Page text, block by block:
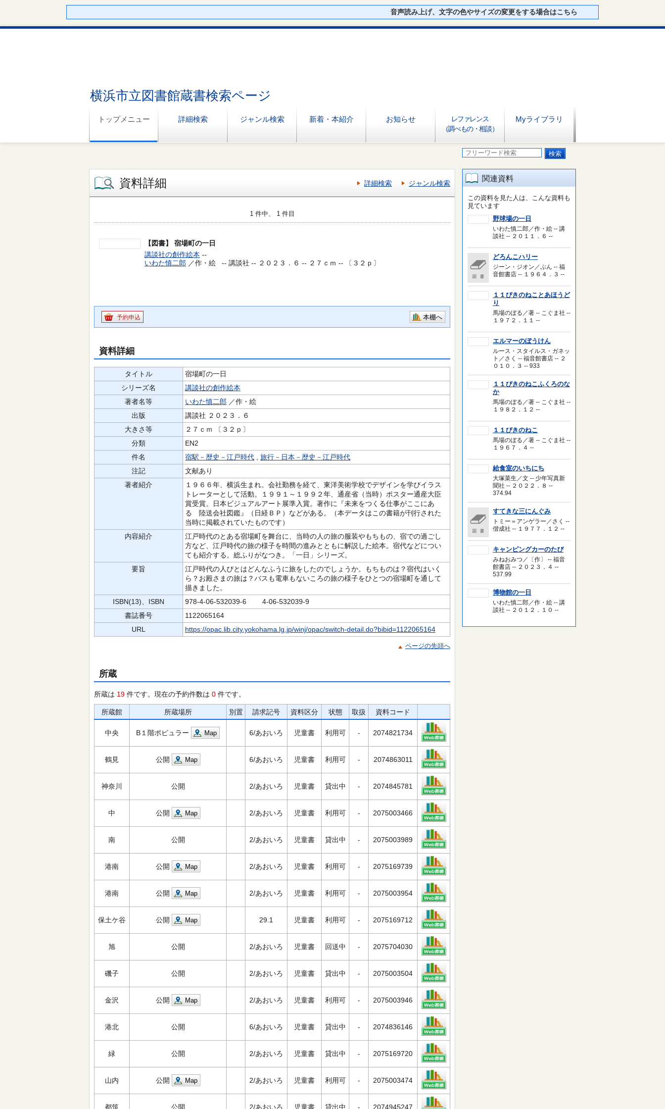
音声読み上げ、文字の色やサイズの変更をする場合はこちら
横浜市立図書館蔵書検索ページ
トップメニュー 詳細検索 ジャンル検索 新着・本紹介 お知らせ
レファレンス
（調べもの・相談）
Myライブラリ
資料詳細 詳細検索 ジャンル検索
1 件中、 1 件目
【図書】
宿場町の一日
講談社の創作絵本 --
いわた慎二郎 ／作・絵 -- 講談社 -- ２０２３．６ -- ２７ｃｍ -- 〔３２ｐ〕
予約申込 本棚へ
資料詳細
タイトル
宿場町の一日
シリーズ名
講談社の創作絵本
著者名等
いわた慎二郎 ／作・絵
出版
講談社 ２０２３．６
大きさ等
２７ｃｍ 〔３２ｐ〕
分類
EN2
件名
宿駅－歴史－江戸時代 , 旅行－日本－歴史－江戸時代
注記
文献あり
著者紹介
１９６６年、横浜生まれ。会社勤務を経て、東洋美術学校でデザインを学びイラス
トレーターとして活動。１９９１～１９９２年、通産省（当時）ポスター通産大臣
賞受賞。日本ビジュアルアート展準入賞。著作に『未来をつくる仕事がここにあ
る 陸送会社図鑑』（日経ＢＰ）などがある。（本データはこの書籍が刊行された
当時に掲載されていたものです）
内容紹介
江戸時代のとある宿場町を舞台に、当時の人の旅の服装やもちもの、宿での過ごし
方など、江戸時代の旅の様子を時間の進みとともに解説した絵本。宿代などについ
ても紹介する。総ふりがなつき。「一日」シリーズ。
要旨
江戸時代の人びとはどんなふうに旅をしたのでしょうか。もちものは？宿代はいく
ら？お殿さまの旅は？バスも電車もないころの旅の様子をひとつの宿場町を通して
描きました。
ISBN(13)、ISBN
978-4-06-532039-6 4-06-532039-9
書誌番号
1122065164
URL
https://opac.lib.city.yokohama.lg.jp/winj/opac/switch-detail.do?bibid=1122065164
ページの先頭へ
所蔵
所蔵は 19 件です。現在の予約件数は 0 件です。
所蔵館 所蔵場所 別置 請求記号 資料区分 状態 取扱 資料コード
中央 B１階ポピュラー Map 6/あおいろ 児童書 利用可 - 2074821734
鶴見 公開 Map 6/あおいろ 児童書 利用可 - 2074863011
神奈川 公開 2/あおいろ 児童書 貸出中 - 2074845781
中 公開 Map 2/あおいろ 児童書 利用可 - 2075003466
南 公開 2/あおいろ 児童書 貸出中 - 2075003989
港南 公開 Map 2/あおいろ 児童書 利用可 - 2075169739
港南 公開 Map 2/あおいろ 児童書 利用可 - 2075003954
保土ケ谷 公開 Map 29.1 児童書 利用可 - 2075169712
旭 公開 2/あおいろ 児童書 回送中 - 2075704030
磯子 公開 2/あおいろ 児童書 貸出中 - 2075003504
金沢 公開 Map 2/あおいろ 児童書 利用可 - 2075003946
港北 公開 6/あおいろ 児童書 貸出中 - 2074836146
緑 公開 2/あおいろ 児童書 貸出中 - 2075169720
山内 公開 Map 2/あおいろ 児童書 利用可 - 2075003474
都筑 公開 2/あおいろ 児童書 貸出中 - 2074945247
関連資料
この資料を見た人は、こんな資料も
見ています
野球場の一日
いわた慎二郎／作・絵 -- 講
談社 -- ２０１１．６ --
どろんこハリー
ジーン・ジオン／ぶん -- 福
音館書店 -- １９６４．３ --
１１ぴきのねことあほうど
り
馬場のぼる／著 -- こぐま社 --
１９７２．１１ --
エルマーのぼうけん
ルース・スタイルス・ガネッ
ト／さく -- 福音館書店 -- ２
０１０．３ -- 933
１１ぴきのねこふくろのな
か
馬場のぼる／著 -- こぐま社 --
１９８２．１２ --
１１ぴきのねこ
馬場のぼる／著 -- こぐま社 --
１９６７．４ --
給食室のいちにち
大塚菜生／文 -- 少年写真新
聞社 -- ２０２２．８ --
374.94
すてきな三にんぐみ
トミー＝アンゲラー／さく --
偕成社 -- １９７７．１２ --
キャンピングカーのたび
みねおみつ／〔作〕 -- 福音
館書店 -- ２０２３．４ --
537.99
博物館の一日
いわた慎二郎／作・絵 -- 講
談社 -- ２０１２．１０ --